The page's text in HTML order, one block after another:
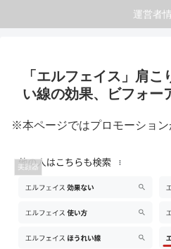
運営者
「エルフェイス」肩
い線の効果、ビフォー
※本ページではプロモーション
美顔器